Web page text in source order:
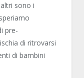
sono i
pre-
di ritrovarsi
di bambini